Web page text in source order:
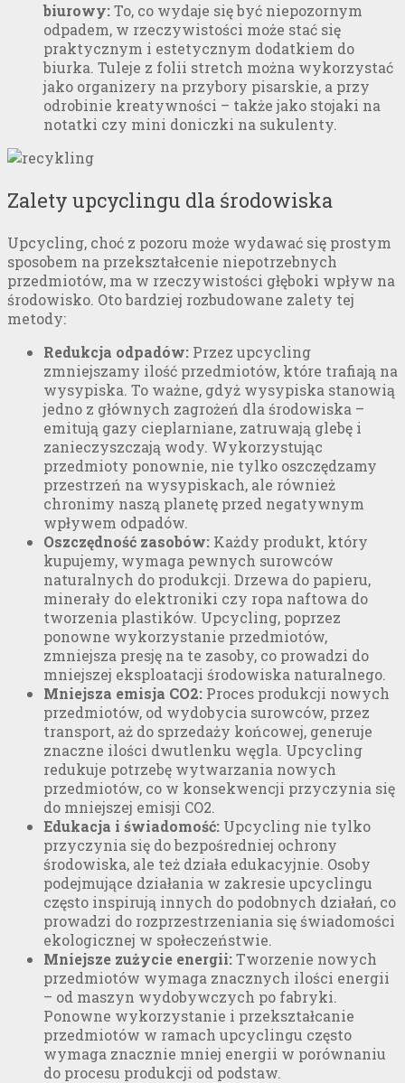
biurowy:To, co wydaje się być niepozornym
odpadem, w rzeczywistości może stać się
praktycznym i estetycznym dodatkiem do
biurka. Tuleje z folii stretch można wykorzystać
jako organizery na przybory pisarskie, a przy
odrobinie kreatywności – także jako stojaki na
notatki czy mini doniczki na sukulenty.
Zalety upcyclingu dla środowiska
Upcycling, choć z pozoru może wydawać się prostym
sposobem na przekształcenie niepotrzebnych
przedmiotów, ma w rzeczywistości głęboki wpływ na
środowisko. Oto bardziej rozbudowane zalety tej
metody:
Redukcja odpadów: Przez upcycling
zmniejszamy ilość przedmiotów, które trafiają na
wysypiska. To ważne, gdyż wysypiska stanowią
jedno z głównych zagrożeń dla środowiska –
emitują gazy cieplarniane, zatruwają glebę i
zanieczyszczają wody. Wykorzystując
przedmioty ponownie, nie tylko oszczędzamy
przestrzeń na wysypiskach, ale również
chronimy naszą planetę przed negatywnym
wpływem odpadów.
Oszczędność zasobów: Każdy produkt, który
kupujemy, wymaga pewnych surowców
naturalnych do produkcji. Drzewa do papieru,
minerały do elektroniki czy ropa naftowa do
tworzenia plastików. Upcycling, poprzez
ponowne wykorzystanie przedmiotów,
zmniejsza presję na te zasoby, co prowadzi do
mniejszej eksploatacji środowiska naturalnego.
Mniejsza emisja CO2: Proces produkcji nowych
przedmiotów, od wydobycia surowców, przez
transport, aż do sprzedaży końcowej, generuje
znaczne ilości dwutlenku węgla. Upcycling
redukuje potrzebę wytwarzania nowych
przedmiotów, co w konsekwencji przyczynia się
do mniejszej emisji CO2.
Edukacja i świadomość: Upcycling nie tylko
przyczynia się do bezpośredniej ochrony
środowiska, ale też działa edukacyjnie. Osoby
podejmujące działania w zakresie upcyclingu
często inspirują innych do podobnych działań, co
prowadzi do rozprzestrzeniania się świadomości
ekologicznej w społeczeństwie.
Mniejsze zużycie energii:Tworzenie nowych
przedmiotów wymaga znacznych ilości energii
– od maszyn wydobywczych po fabryki.
Ponowne wykorzystanie i przekształcanie
przedmiotów w ramach upcyclingu często
wymaga znacznie mniej energii w porównaniu
do procesu produkcji od podstaw.